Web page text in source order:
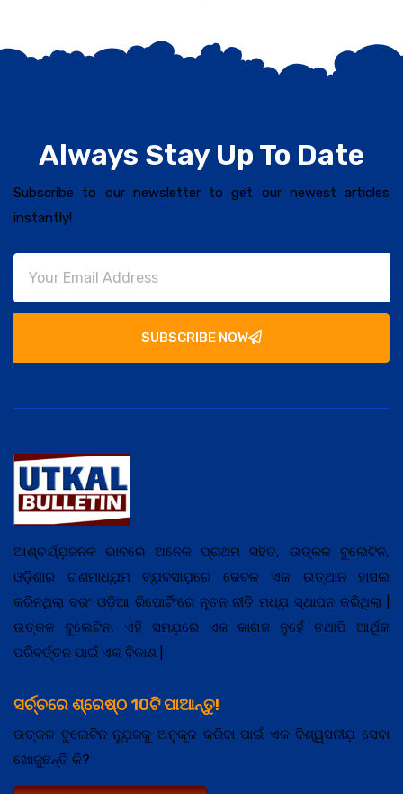
Always Stay Up To Date
Subscribe to our newsletter to get our newest articles
instantly!
SUBSCRIBE NOW
ଆଶ୍ଚର୍ଯ୍ଯ଼ଜନକ ଭାବରେ ଅନେକ ପ୍ରଥମ ସହିତ, ଉତ୍କଳ ବୁଲେଟିନ,
ଓଡ଼ିଶାର ଗଣମାଧ୍ଯ଼ମ ବ୍ଯ଼ବସାଯ଼ରେ କେବଳ ଏକ ଉତ୍ଥାନ ହାସଲ
କରିନଥିଲା ବରଂ ଓଡ଼ିଆ ରିପୋର୍ଟିଂରେ ନୂତନ ନୀତି ମଧ୍ଯ଼ ସ୍ଥାପନ କରିଥିଲା |
ଉତ୍କଳ ବୁଲେଟିନ, ଏହି ସମଯ଼ରେ ଏକ କାଗଜ ନୁହେଁ ତଥାପି ଆର୍ଥିକ
ପରିବର୍ତ୍ତନ ପାଇଁ ଏକ ବିକାଶ |
ସର୍ଚ୍ଚରେ ଶ୍ରେଷ୍ଠ 10ଟି ପାଆନ୍ତୁ!
ଉତ୍କଳ ବୁଲେଟିନ ନ୍ଯ଼ୁଜକୁ ଅନୁକୂଳ କରିବା ପାଇଁ ଏକ ବିଶ୍ୱସନୀଯ଼ ସେବା
ଖୋଜୁଛନ୍ତି କି?